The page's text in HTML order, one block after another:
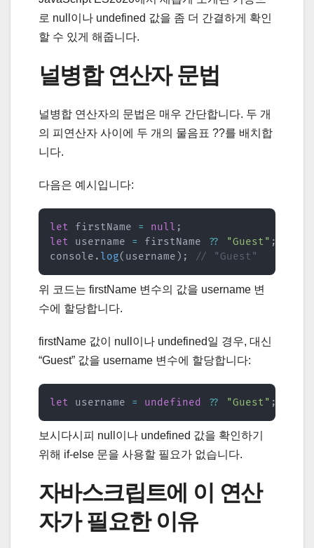
로 null이나 undefined 값을 좀 더 간결하게 확인
할 수 있게 해줍니다.
널병합 연산자 문법
널병합 연산자의 문법은 매우 간단합니다. 두 개
의 피연산자 사이에 두 개의 물음표 ??를 배치합
니다.
다음은 예시입니다:
let firstName = null ;
let username = firstName ?? "Guest" ;
console .log( username ) ; // "Guest"
위 코드는 firstName 변수의 값을 username 변
수에 할당합니다.
firstName 값이 null이나 undefined일 경우, 대신
“Guest” 값을 username 변수에 할당합니다:
let username = undefined ?? "Guest" ;
보시다시피 null이나 undefined 값을 확인하기
위해 if-else 문을 사용할 필요가 없습니다.
자바스크립트에 이 연산
자가 필요한 이유